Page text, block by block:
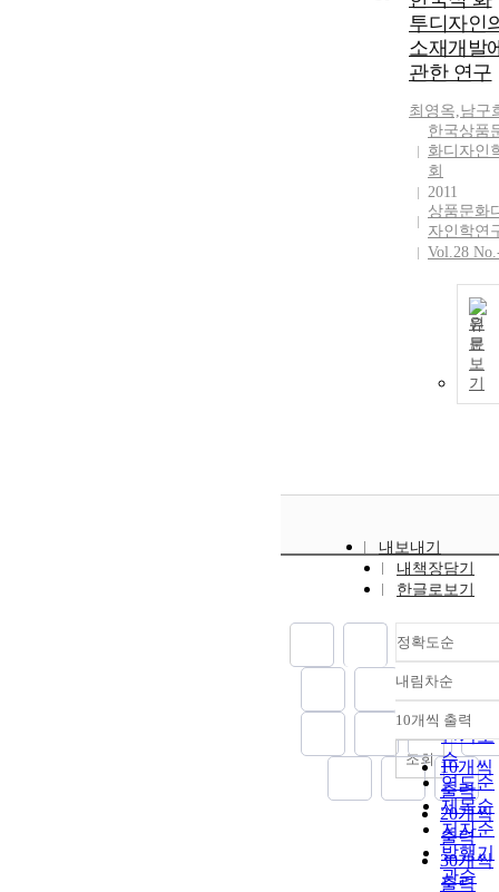
투디자인
소재개발
관한 연구
최영옥,남구
한국상품
화디자인
회
2011
상품문화
자인학연
Vol.28
원
문
보
기
내보내기
내책장담기
한글로보기
정확도순
정확도
순
인기도
순
연도순
제목순
저자순
발행기
관순
내림차순
내림차
10개씩 출력
10개씩
출력
20개씩
출력
30개씩
출력
조회